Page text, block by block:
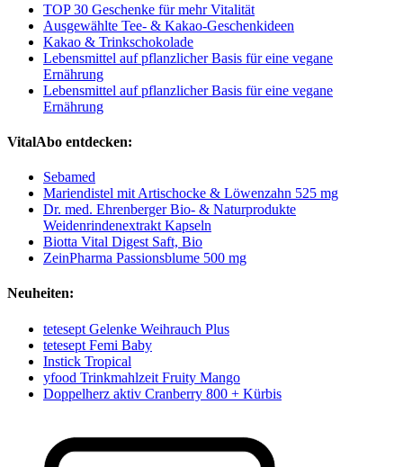
TOP 30 Geschenke für mehr Vitalität
Ausgewählte Tee- & Kakao-Geschenkideen
Kakao & Trinkschokolade
Lebensmittel auf pflanzlicher Basis für eine vegane
Ernährung
Lebensmittel auf pflanzlicher Basis für eine vegane
Ernährung
VitalAbo entdecken:
Sebamed
Mariendistel mit Artischocke & Löwenzahn 525 mg
Dr. med. Ehrenberger Bio- & Naturprodukte
Weidenrindenextrakt Kapseln
Biotta Vital Digest Saft, Bio
ZeinPharma Passionsblume 500 mg
Neuheiten:
tetesept Gelenke Weihrauch Plus
tetesept Femi Baby
Instick Tropical
yfood Trinkmahlzeit Fruity Mango
Doppelherz aktiv Cranberry 800 + Kürbis